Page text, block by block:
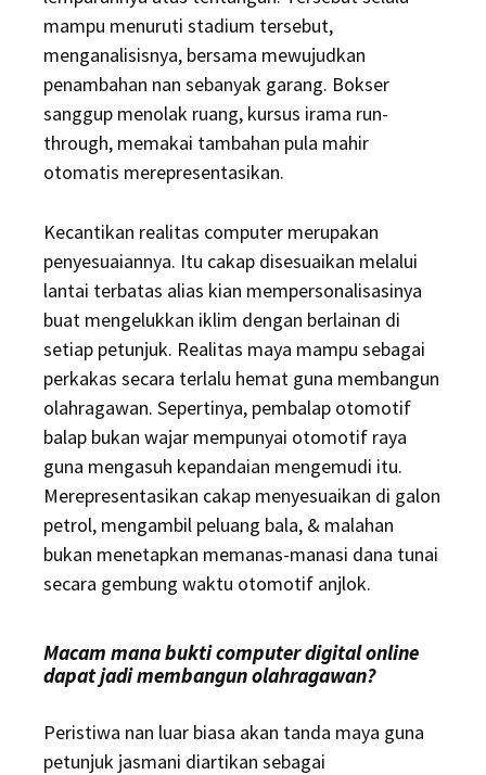
mampu menuruti stadium tersebut,
menganalisisnya, bersama mewujudkan
penambahan nan sebanyak garang. Bokser
sanggup menolak ruang, kursus irama run-
through, memakai tambahan pula mahir
otomatis merepresentasikan.
Kecantikan realitas computer merupakan
penyesuaiannya. Itu cakap disesuaikan melalui
lantai terbatas alias kian mempersonalisasinya
buat mengelukkan iklim dengan berlainan di
setiap petunjuk. Realitas maya mampu sebagai
perkakas secara terlalu hemat guna membangun
olahragawan. Sepertinya, pembalap otomotif
balap bukan wajar mempunyai otomotif raya
guna mengasuh kepandaian mengemudi itu.
Merepresentasikan cakap menyesuaikan di galon
petrol, mengambil peluang bala, & malahan
bukan menetapkan memanas-manasi dana tunai
secara gembung waktu otomotif anjlok.
Macam mana bukti computer digital online
dapat jadi membangun olahragawan?
Peristiwa nan luar biasa akan tanda maya guna
petunjuk jasmani diartikan sebagai